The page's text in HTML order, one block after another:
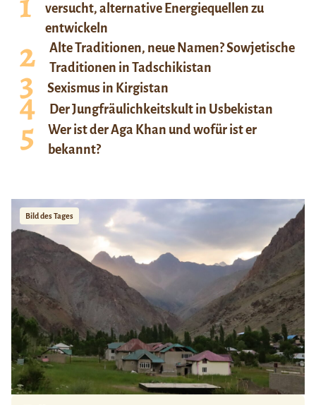
versucht, alternative Energiequellen zu
entwickeln
Alte Traditionen, neue Namen? Sowjetische
Traditionen in Tadschikistan
Sexismus in Kirgistan
Der Jungfräulichkeitskult in Usbekistan
Wer ist der Aga Khan und wofür ist er
bekannt?
Bild des Tages